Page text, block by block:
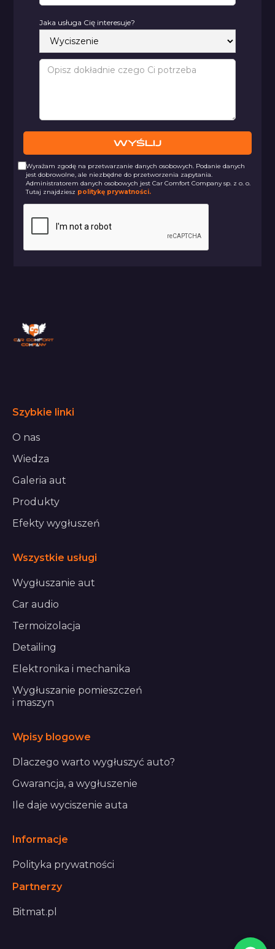
Jaka usługa Cię interesuje?
Wyrażam zgodę na przetwarzanie danych osobowych. Podanie danych
jest dobrowolne, ale niezbędne do przetworzenia zapytania.
Administratorem danych osobowych jest Car Comfort Company sp. z o. o.
Tutaj znajdziesz politykę prywatności.
Szybkie linki
O nas
Wiedza
Galeria aut
Produkty
Efekty wygłuszeń
Wszystkie usługi
Wygłuszanie aut
Car audio
Termoizolacja
Detailing
Elektronika i mechanika
Wygłuszanie pomieszczeń
i maszyn
Wpisy blogowe
Dlaczego warto wygłuszyć auto?
Gwarancja, a wygłuszenie
Ile daje wyciszenie auta
Informacje
Polityka prywatności
Partnerzy
Bitmat.pl